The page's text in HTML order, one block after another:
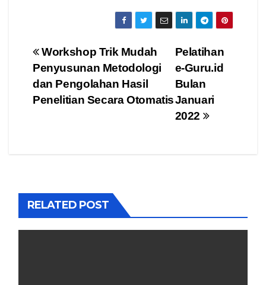
Navigasi
pos
Pelatihan
e-Guru.id
Bulan
Januari
2022
Workshop Trik Mudah
Penyusunan Metodologi
dan Pengolahan Hasil
Penelitian Secara Otomatis
RELATED POST